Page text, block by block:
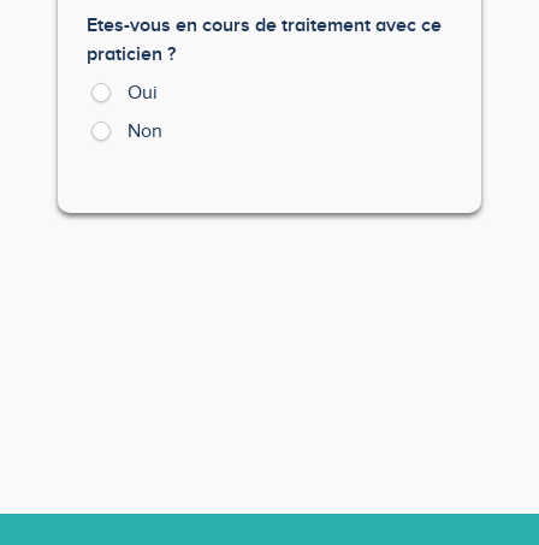
Etes-vous en cours de traitement avec ce
praticien ?
Oui
Non